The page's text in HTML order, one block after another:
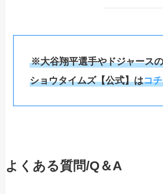
※大谷翔平選手やドジャース
ショウタイムズ【公式】はコ
よくある質問/Q＆A